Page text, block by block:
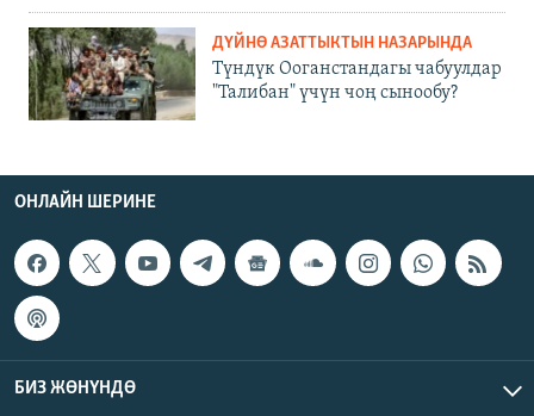
ДҮЙНӨ АЗАТТЫКТЫН НАЗАРЫНДА
Түндүк Ооганстандагы чабуулдар
"Талибан" үчүн чоң сынообу?
ОНЛАЙН ШЕРИНЕ
БИЗ ЖӨНҮНДӨ